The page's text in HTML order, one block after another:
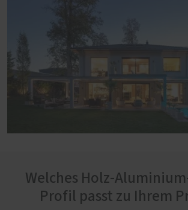
Welches Holz-
Profil passt zu Ihrem